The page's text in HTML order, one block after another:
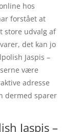
hos
forstået at
store udvalg af
det kan jo
Jaspis –
være
adresse
dermed sparer
Jaspis –